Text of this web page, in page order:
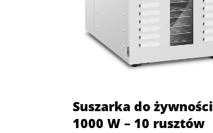
Suszarka do
1000 W – 10 rusztów